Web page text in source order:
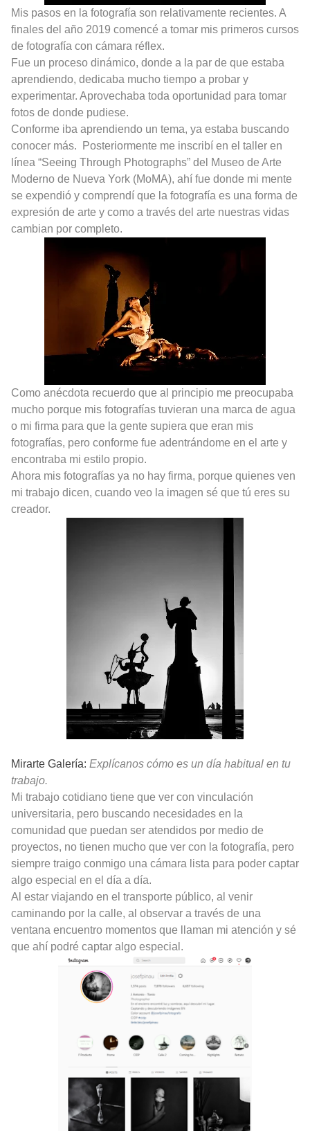
Mis pasos en la fotografía son relativamente recientes. A
finales del año 2019 comencé a tomar mis primeros cursos
de fotografía con cámara réflex.
Fue un proceso dinámico, donde a la par de que estaba
aprendiendo, dedicaba mucho tiempo a probar y
experimentar. Aprovechaba toda oportunidad para tomar
fotos de donde pudiese.
Conforme iba aprendiendo un tema, ya estaba buscando
conocer más.
Posteriormente me inscribí en el taller en
línea “Seeing Through Photographs” del Museo de Arte
Moderno de Nueva York (MoMA), ahí fue donde mi mente
se expendió y comprendí que la fotografía es una forma de
expresión de arte y como a través del arte nuestras vidas
cambian por completo.
Como anécdota recuerdo que al principio me preocupaba
mucho porque mis fotografías tuvieran una marca de agua
o mi firma para que la gente supiera que eran mis
fotografías, pero conforme fue adentrándome en el arte y
encontraba mi estilo propio.
Ahora mis fotografías ya no hay firma, porque quienes ven
mi trabajo dicen, cuando veo la imagen sé que tú eres su
creador.
Mirarte Galería: Explícanos cómo es un día habitual en tu
trabajo.
Mi trabajo cotidiano tiene que ver con vinculación
universitaria, pero buscando necesidades en la
comunidad que puedan ser atendidos por medio de
proyectos, no tienen mucho que ver con la fotografía, pero
siempre traigo conmigo una cámara lista para poder captar
algo especial en el día a día.
Al estar viajando en el transporte público, al venir
caminando por la calle, al observar a través de una
ventana encuentro momentos que llaman mi atención y sé
que ahí podré captar algo especial.